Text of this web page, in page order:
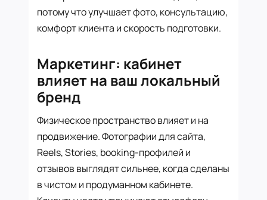
потому что улучшает фото, консультацию,
комфорт клиента и скорость подготовки.
Маркетинг: кабинет
влияет на ваш локальный
бренд
Физическое пространство влияет и на
продвижение. Фотографии для сайта,
Reels, Stories, booking-профилей и
отзывов выглядят сильнее, когда сделаны
в чистом и продуманном кабинете.